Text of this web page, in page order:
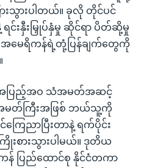
းသွားပါတယ်။ ခုလို တိုင်ပင်
ရင်းနှီးမြှုပ်နှံမှု ဆိုင်ရာ ပိတ်ဆို့မှု
အမေရိကန်ရဲ့တုံ့ပြန်ချက်တွေကို
အပြည့်အဝ သံအမတ်အဆင့်
မတ်ကြီးအဖြစ် ဘယ်သူ့ကို
ြေညာပြီးတာနဲ့ ရက်ပိုင်း
းစားသွားပါမယ်။ ဒုတိယ
ပြည်ထောင်စု နိုင်ငံတကာ